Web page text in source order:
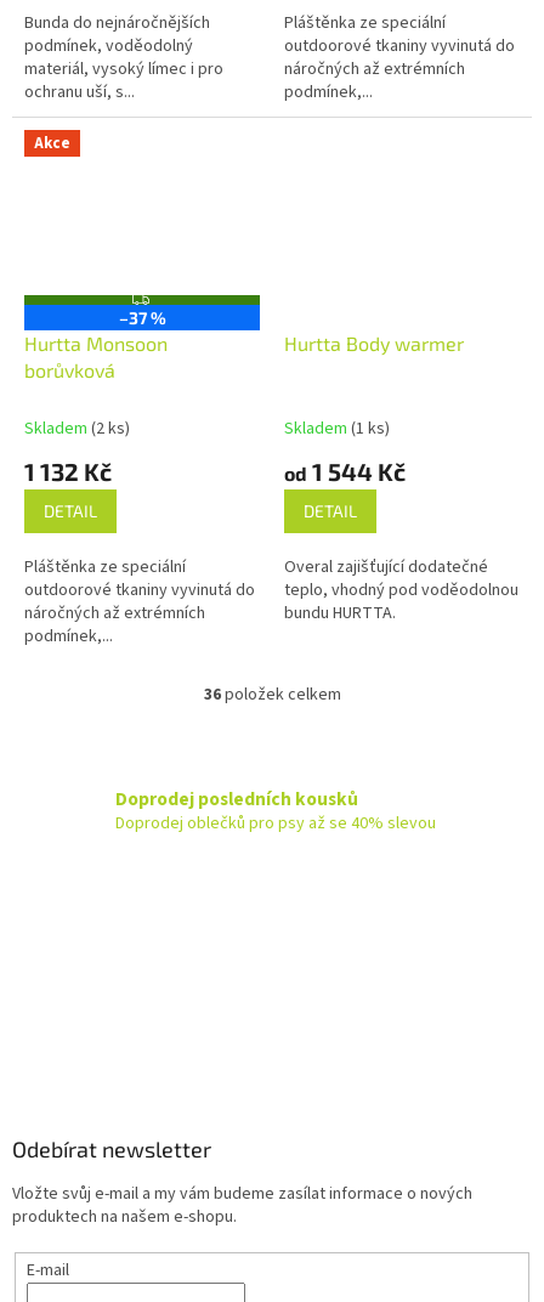
Bunda do nejnáročnějších
podmínek, voděodolný
materiál, vysoký límec i pro
ochranu uší, s...
Pláštěnka ze speciální
outdoorové tkaniny vyvinutá do
náročných až extrémních
podmínek,...
Akce
Z
D
A
R
–37 %
Hurtta Monsoon
borůvková
Skladem (2 ks)
1 132 Kč
DETAIL
Pláštěnka ze speciální
outdoorové tkaniny vyvinutá do
náročných až extrémních
podmínek,...
Hurtta Body warmer
Skladem (1 ks)
od 1 544 Kč
DETAIL
Overal zajišťující dodatečné
teplo, vhodný pod voděodolnou
bundu HURTTA.
O
d
a
36položek celkem
Doprodej posledních kousků
Doprodej oblečků pro psy až se 40% slevou
Odebírat newsletter
Vložte svůj e-mail a my vám budeme zasílat informace o nových
produktech na našem e-shopu.
E-mail